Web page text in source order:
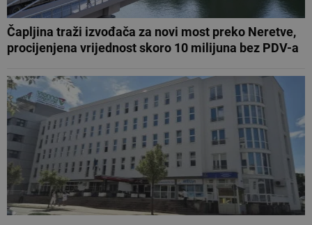
Čapljina traži izvođača za novi most preko Neretve,
procijenjena vrijednost skoro 10 milijuna bez PDV-a